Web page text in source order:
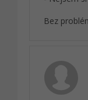
Bez